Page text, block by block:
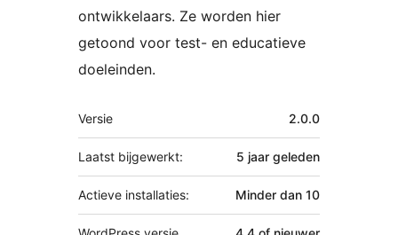
ontwikkelaars. Ze worden hier
getoond voor test- en educatieve
doeleinden.
Meta
Versie 2.0.0
Laatst bijgewerkt: 5 jaar geleden
Actieve installaties: Minder dan 10